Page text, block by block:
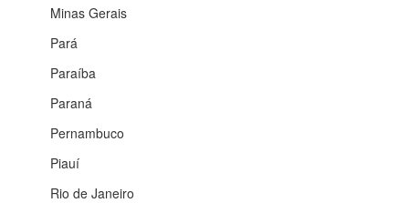
Minas Gerais
Pará
Paraíba
Paraná
Pernambuco
Piauí
Rio de Janeiro